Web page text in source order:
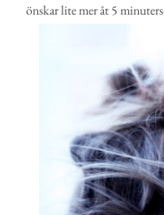
önskar lite mer åt 5